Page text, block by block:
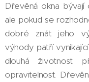
Dřevěná okna
ale pokud se
dobré znát jeho
výhody patří
dlouhá životnost
opravitelnost.